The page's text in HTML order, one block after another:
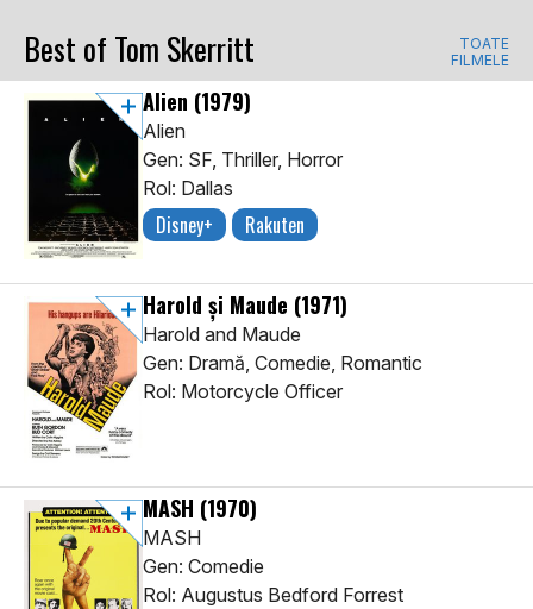
Best of Tom Skerritt
TOATE
FILMELE
Alien (1979)
Alien
Gen: SF, Thriller, Horror
Rol: Dallas
Disney+ Rakuten
Harold și Maude (1971)
Harold and Maude
Gen: Dramă, Comedie, Romantic
Rol: Motorcycle Officer
MASH (1970)
MASH
Gen: Comedie
Rol: Augustus Bedford Forrest